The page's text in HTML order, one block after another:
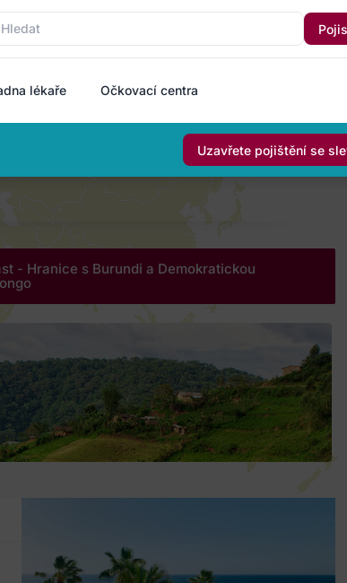
lékaře Očkovací centra
Uzavřete pojištění se
- Hranice s Burundi a Demokratickou